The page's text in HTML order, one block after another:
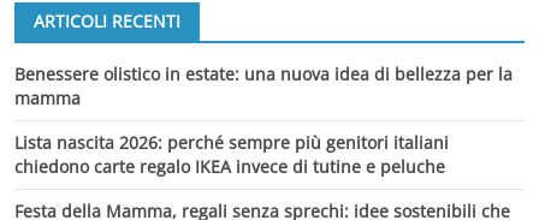
ARTICOLI RECENTI
Benessere olistico in estate: una nuova idea di bellezza per la
mamma
Lista nascita 2026: perché sempre più genitori italiani
chiedono carte regalo IKEA invece di tutine e peluche
Festa della Mamma, regali senza sprechi: idee sostenibili che